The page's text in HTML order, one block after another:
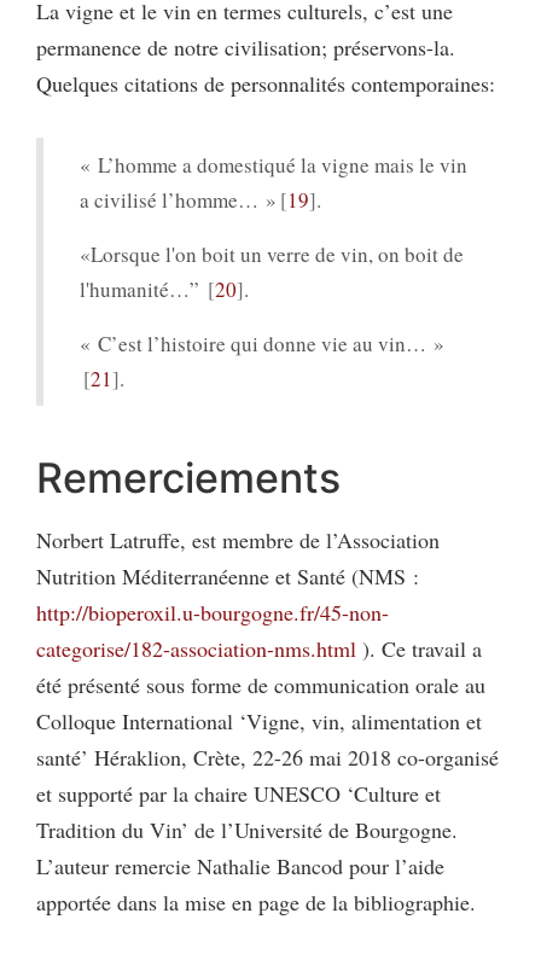
La vigne et le vin en termes culturels, c’est une
permanence de notre civilisation; préservons-la.
Quelques citations de personnalités contemporaines:
« L’homme a domestiqué la vigne mais le vin
a civilisé l’homme… » 19 .
«Lorsque l'on boit un verre de vin, on boit de
l'humanité…”
20 .
« C’est l’histoire qui donne vie au vin… »
21 .
Remerciements
Norbert Latruffe, est membre de l’Association
Nutrition Méditerranéenne et Santé (NMS :
http://bioperoxil.u-bourgogne.fr/45-non-
categorise/182-association-nms.html ). Ce travail a
été présenté sous forme de communication orale au
Colloque International ‘Vigne, vin, alimentation et
santé’ Héraklion, Crète, 22-26 mai 2018 co-organisé
et supporté par la chaire UNESCO ‘Culture et
Tradition du Vin’ de l’Université de Bourgogne.
L’auteur remercie Nathalie Bancod pour l’aide
apportée dans la mise en page de la bibliographie.